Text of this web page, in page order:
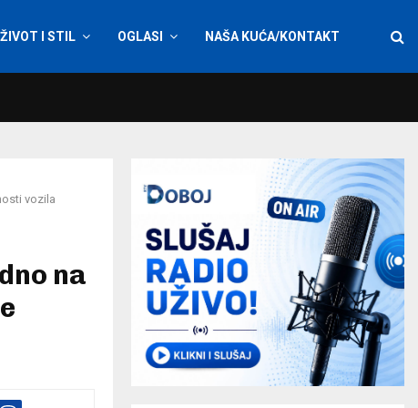
ŽIVOT I STIL OGLASI NAŠA KUĆA/KONTAKT
vozila
na